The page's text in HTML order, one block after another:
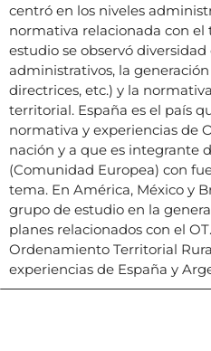
centró en los niveles
normativa relacionada con el
estudio se observó
administrativos, la
directrices, etc.) y la
territorial. España es el país
normativa y experiencias de
nación y a que es integrante
(Comunidad Europea) con
tema. En América, México y
grupo de estudio en la
planes relacionados con el
Ordenamiento Territorial
experiencias de España y